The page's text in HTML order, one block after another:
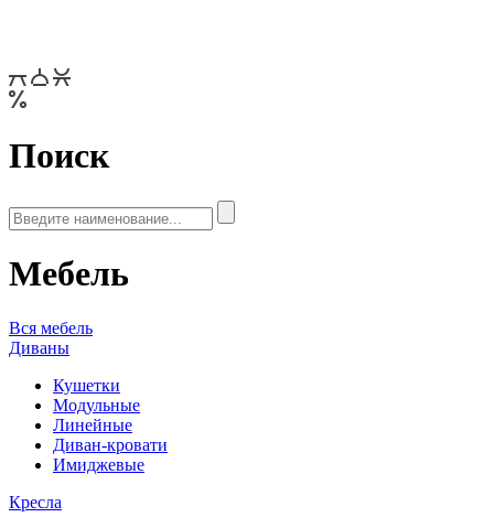
Поиск
Мебель
Вся мебель
Диваны
Кушетки
Модульные
Линейные
Диван-кровати
Имиджевые
Кресла